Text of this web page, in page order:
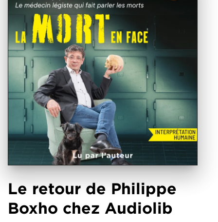
Le retour de Philippe
Boxho chez Audiolib